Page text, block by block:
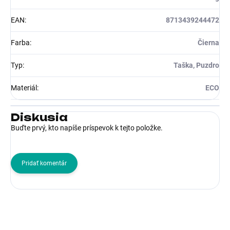
EAN: 8713439244472
Farba: Čierna
Typ: Taška, Puzdro
Materiál : ECO
Diskusia
Buďte prvý, kto napíše príspevok k tejto položke.
Pridať komentár